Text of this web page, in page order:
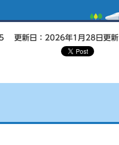
更新日：2026年1月28日更新